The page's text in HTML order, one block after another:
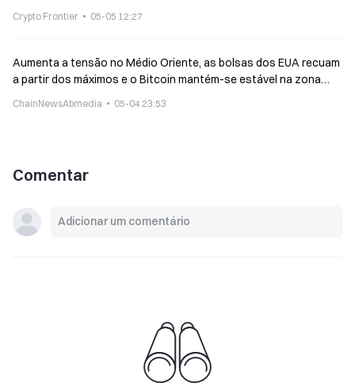
Crypto Frontier 05-05 12:27
Aumenta a tensão no Médio Oriente, as bolsas dos EUA recuam
a partir dos máximos e o Bitcoin mantém-se estável na zona
ChainNewsAbmedia 05-04 23:53
Comentar